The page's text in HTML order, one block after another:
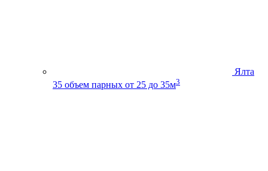
Ялта
35 объем парных от 25 до 35м3